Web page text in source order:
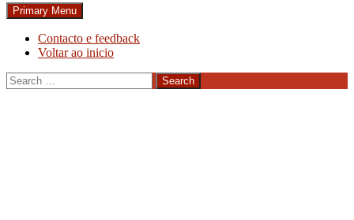
Search
Primary Menu
Contacto e feedback
Voltar ao inicio
Search
for: